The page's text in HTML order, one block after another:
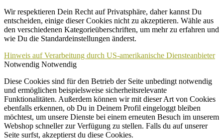
Wir respektieren Dein Recht auf Privatsphäre, daher kannst Du
entscheiden, einige dieser Cookies nicht zu akzeptieren. Wähle aus
den verschiedenen Kategorieüberschriften, um mehr zu erfahren und
wie Du die Standardeinstellungen änderst.
Hinweis auf Verarbeitung durch US-amerikanische Diensteanbieter
Notwendig Notwendig
Diese Cookies sind für den Betrieb der Seite unbedingt notwendig
und ermöglichen beispielsweise sicherheitsrelevante
Funktionalitäten. Außerdem können wir mit dieser Art von Cookies
ebenfalls erkennen, ob Du in Deinem Profil eingeloggt bleiben
möchtest, um unsere Dienste bei einem erneuten Besuch im unserem
Webshop schneller zur Verfügung zu stellen. Falls du auf unserer
Seite surfst, akzeptierst du diese Cookies.